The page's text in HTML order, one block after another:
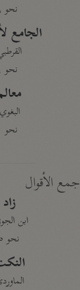
نحو ١٩ مجلدًا
الجامع
القرطبي
نحو ٢٤ مجلدًا
البغوي
نحو ١١ مجلدًا
جمع الأقوال
ابن الجوزي
نحو ٥ مجلدات
الماوردي